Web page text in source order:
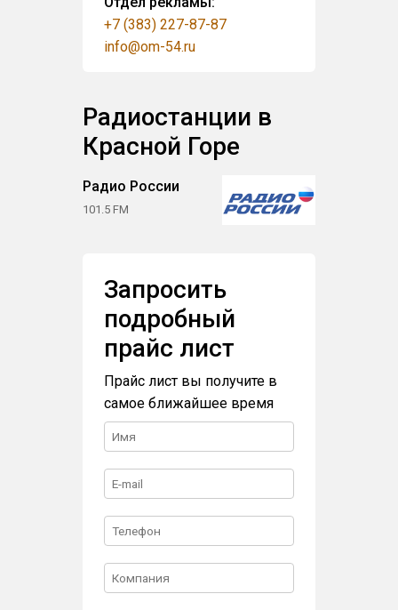
+7 (383) 227-87-87
info@om-54.ru
Радиостанции в
Красной Горе
Радио России
101.5 FM
Запросить
подробный
прайс лист
Прайс лист вы получите в
самое ближайшее время